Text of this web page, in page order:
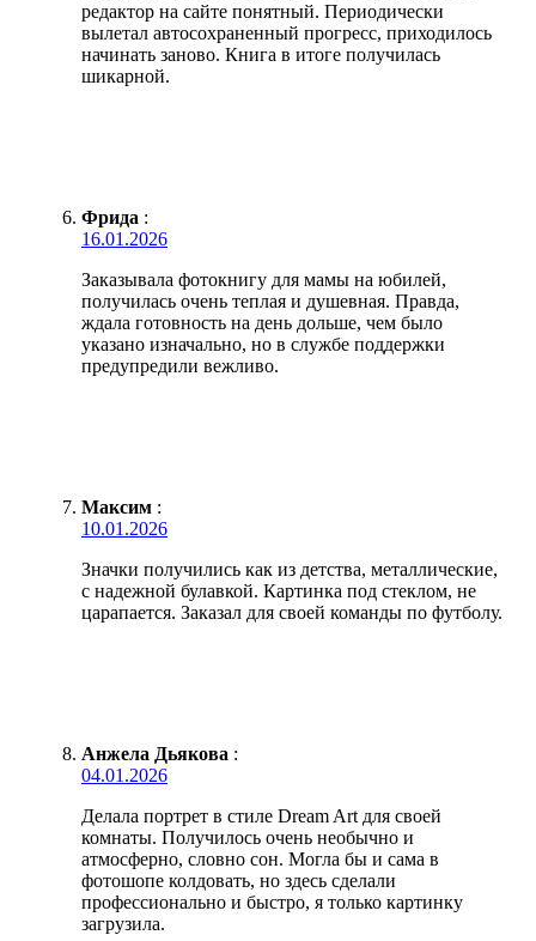
редактор на сайте понятный. Периодически
вылетал автосохраненный прогресс, приходилось
начинать заново. Книга в итоге получилась
шикарной.
Фрида :
16.01.2026
Заказывала фотокнигу для мамы на юбилей,
получилась очень теплая и душевная. Правда,
ждала готовность на день дольше, чем было
указано изначально, но в службе поддержки
предупредили вежливо.
Максим :
10.01.2026
Значки получились как из детства, металлические,
с надежной булавкой. Картинка под стеклом, не
царапается. Заказал для своей команды по футболу.
Анжела Дьякова :
04.01.2026
Делала портрет в стиле Dream Art для своей
комнаты. Получилось очень необычно и
атмосферно, словно сон. Могла бы и сама в
фотошопе колдовать, но здесь сделали
профессионально и быстро, я только картинку
загрузила.